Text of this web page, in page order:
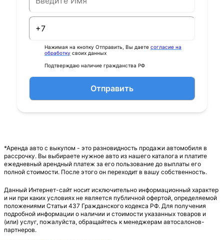
Нажимая на кнопку Отправить, Вы даете согласие на
обработку своих данных
Подтверждаю наличие гражданства РФ
Отправить
*Аренда авто с выкупом - это разновидность продажи автомобиля в
рассрочку. Вы выбираете нужное авто из нашего каталога и платите
ежедневный арендный платеж за его пользование до выплаты его
полной стоимости. После этого он переходит в вашу собственность.
Данный Интернет-сайт носит исключительно информационный характер
и ни при каких условиях не является публичной офертой, определяемой
положениями Статьи 437 Гражданского кодекса РФ. Для получения
подробной информации о наличии и стоимости указанных товаров и
(или) услуг, пожалуйста, обращайтесь к менеджерам автосалонов-
партнеров.